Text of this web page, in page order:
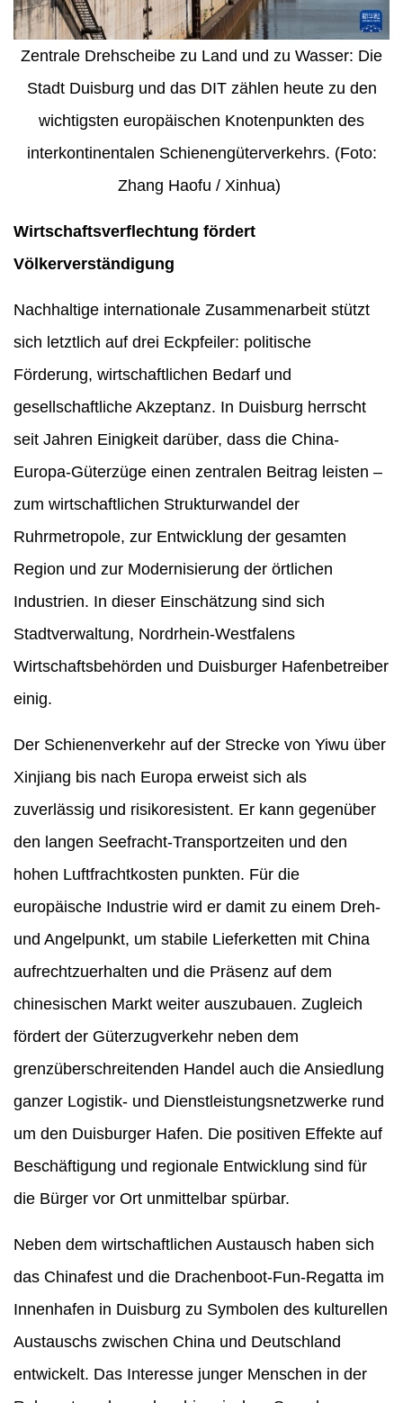
Zentrale Drehscheibe zu Land und zu Wasser: Die
Stadt Duisburg und das DIT zählen heute zu den
wichtigsten europäischen Knotenpunkten des
interkontinentalen Schienengüterverkehrs. (Foto:
Zhang Haofu / Xinhua)
Wirtschaftsverflechtung fördert
Völkerverständigung
Nachhaltige internationale Zusammenarbeit stützt
sich letztlich auf drei Eckpfeiler: politische
Förderung, wirtschaftlichen Bedarf und
gesellschaftliche Akzeptanz. In Duisburg herrscht
seit Jahren Einigkeit darüber, dass die China-
Europa-Güterzüge einen zentralen Beitrag leisten –
zum wirtschaftlichen Strukturwandel der
Ruhrmetropole, zur Entwicklung der gesamten
Region und zur Modernisierung der örtlichen
Industrien. In dieser Einschätzung sind sich
Stadtverwaltung, Nordrhein-Westfalens
Wirtschaftsbehörden und Duisburger Hafenbetreiber
einig.
Der Schienenverkehr auf der Strecke von Yiwu über
Xinjiang bis nach Europa erweist sich als
zuverlässig und risikoresistent. Er kann gegenüber
den langen Seefracht-Transportzeiten und den
hohen Luftfrachtkosten punkten. Für die
europäische Industrie wird er damit zu einem Dreh-
und Angelpunkt, um stabile Lieferketten mit China
aufrechtzuerhalten und die Präsenz auf dem
chinesischen Markt weiter auszubauen. Zugleich
fördert der Güterzugverkehr neben dem
grenzüberschreitenden Handel auch die Ansiedlung
ganzer Logistik- und Dienstleistungsnetzwerke rund
um den Duisburger Hafen. Die positiven Effekte auf
Beschäftigung und regionale Entwicklung sind für
die Bürger vor Ort unmittelbar spürbar.
Neben dem wirtschaftlichen Austausch haben sich
das Chinafest und die Drachenboot-Fun-Regatta im
Innenhafen in Duisburg zu Symbolen des kulturellen
Austauschs zwischen China und Deutschland
entwickelt. Das Interesse junger Menschen in der